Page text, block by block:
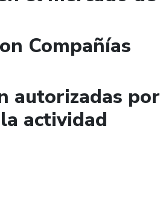
Compañías
autorizadas por
actividad